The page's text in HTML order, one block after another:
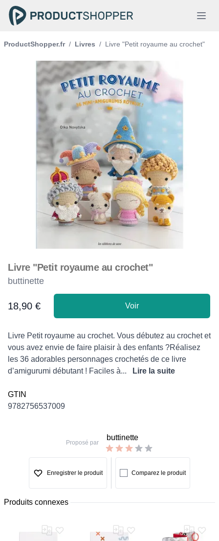
ProductShopper.fr / Livres / Livre "Petit royaume au crochet"
Livre "Petit royaume au crochet"
buttinette
Product information
18,90 € Voir
Description
Livre Petit royaume au crochet. Vous débutez au crochet et
vous avez envie de faire plaisir à des enfants ?Réalisez
les 36 adorables personnages crochetés de ce livre
d’amigurumi débutant ! Faciles à...
Lire la suite
GTIN
9782756537009
Proposé par
buttinette
Enregistrer le produit Comparez le produit
Produits connexes